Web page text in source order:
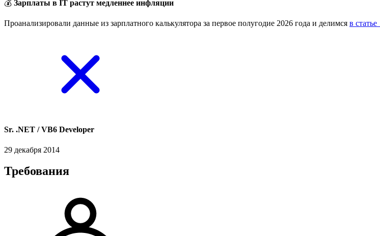
💰 Зарплаты в IT растут медленнее инфляции
Проанализировали данные из зарплатного калькулятора за первое полугодие 2026 года и делимся в
Sr. .NET / VB6 Developer
29 декабря 2014
Требования